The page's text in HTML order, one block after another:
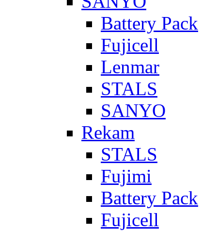
Battery Pack
Fujicell
Lenmar
STALS
SANYO
Rekam
STALS
Fujimi
Battery Pack
Fujicell